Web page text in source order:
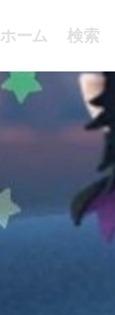
ホーム 検索